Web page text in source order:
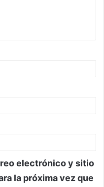
electrónico y sitio
la próxima vez que